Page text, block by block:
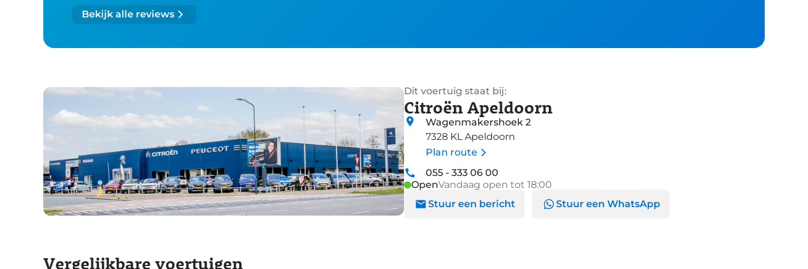
Bekijk alle reviews
Dit voertuig staat bij:
Citroën Apeldoorn
Wagenmakershoek 2
7328 KL Apeldoorn
Plan route
055 - 333 06 00
OpenVandaag open tot 18:00
Stuur een bericht
Stuur een WhatsApp
Vergelijkbare voertuigen